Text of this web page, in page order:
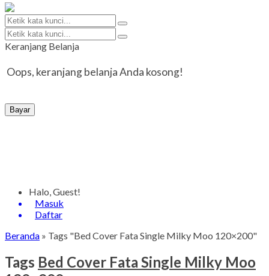
Keranjang Belanja
Oops, keranjang belanja Anda kosong!
Bayar
Halo, Guest!
Masuk
Daftar
Beranda » Tags "Bed Cover Fata Single Milky Moo 120×200"
Tags Bed Cover Fata Single Milky Moo